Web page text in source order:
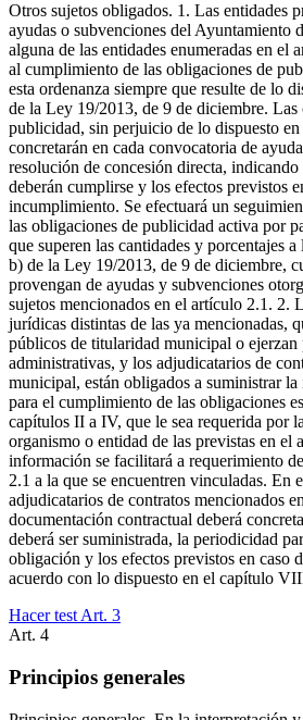
Otros sujetos obligados. 1. Las entidades
ayudas o subvenciones del Ayuntamiento
alguna de las entidades enumeradas en el
al cumplimiento de las obligaciones de
esta ordenanza siempre que resulte de lo
de la Ley 19/2013, de 9 de diciembre. Las
publicidad, sin perjuicio de lo dispuesto
concretarán en cada convocatoria de
resolución de concesión directa,
deberán cumplirse y los efectos previstos
incumplimiento. Se efectuará un
las obligaciones de publicidad activa por
que superen las cantidades y porcentajes
b) de la Ley 19/2013, de 9 de diciembre,
provengan de ayudas y subvenciones
sujetos mencionados en el artículo 2.1. 2.
jurídicas distintas de las ya mencionadas,
públicos de titularidad municipal o ejerzan
administrativas, y los adjudicatarios de
municipal, están obligados a suministrar
para el cumplimiento de las obligaciones
capítulos II a IV, que le sea requerida por
organismo o entidad de las previstas en el
información se facilitará a requerimiento
2.1 a la que se encuentren vinculadas. En
adjudicatarios de contratos mencionados
documentación contractual deberá
deberá ser suministrada, la periodicidad
obligación y los efectos previstos en caso
acuerdo con lo dispuesto en el capítulo
Hacer test Art. 3
Art. 4
Principios generales